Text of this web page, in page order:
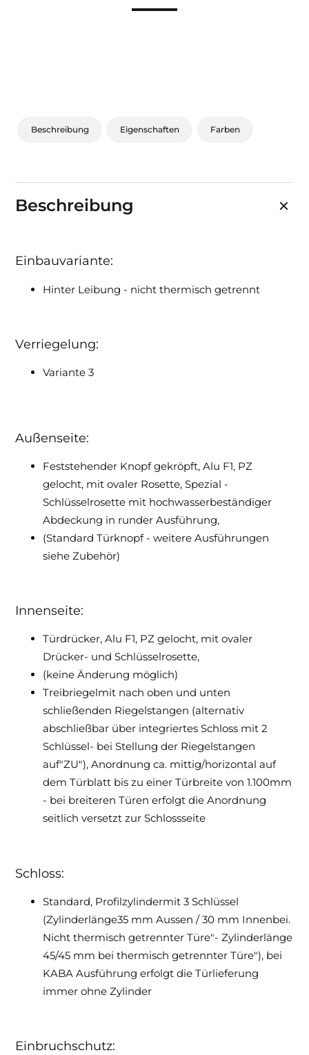
Beschreibung Eigenschaften Farben
Beschreibung
Einbauvariante:
Hinter Leibung - nicht thermisch getrennt
Verriegelung:
Variante 3
Außenseite:
Feststehender Knopf gekröpft, Alu F1, PZ
gelocht, mit ovaler Rosette, Spezial -
Schlüsselrosette mit hochwasserbeständiger
Abdeckung in runder Ausführung,
(Standard Türknopf - weitere Ausführungen
siehe Zubehör)
Innenseite:
Türdrücker, Alu F1, PZ gelocht, mit ovaler
Drücker- und Schlüsselrosette,
(keine Änderung möglich)
Treibriegelmit nach oben und unten
schließenden Riegelstangen (alternativ
abschließbar über integriertes Schloss mit 2
Schlüssel- bei Stellung der Riegelstangen
auf"ZU"), Anordnung ca. mittig/horizontal auf
dem Türblatt bis zu einer Türbreite von 1.100mm
- bei breiteren Türen erfolgt die Anordnung
seitlich versetzt zur Schlossseite
Schloss:
Standard, Profilzylindermit 3 Schlüssel
(Zylinderlänge35 mm Aussen / 30 mm Innenbei.
Nicht thermisch getrennter Türe"- Zylinderlänge
45/45 mm bei thermisch getrennter Türe"), bei
KABA Ausführung erfolgt die Türlieferung
immer ohne Zylinder
Einbruchschutz: